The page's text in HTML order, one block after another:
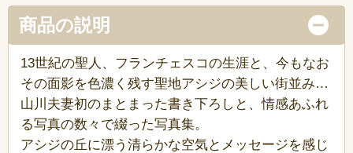
商品の説明
13世紀の聖人、フランチェスコの生涯と、今もなお
その面影を色濃く残す聖地アシジの美しい街並み…
山川夫妻初のまとまった書き下ろしと、情感あふれ
る写真の数々で綴った写真集。
アシジの丘に漂う清らかな空気とメッセージを感じ